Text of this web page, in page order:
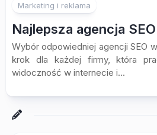
Marketing i reklama
Najlepsza agencja
Wybór odpowiedniej agencji SEO
krok dla każdej firmy, która
widoczność w internecie i...